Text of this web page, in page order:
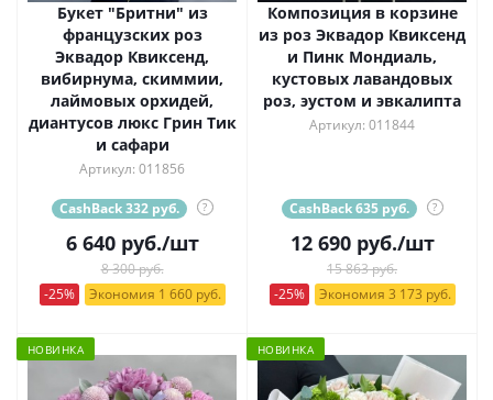
Букет "Бритни" из
французских роз
Эквадор Квиксенд,
вибирнума, скиммии,
лаймовых орхидей,
диантусов люкс Грин Тик
и сафари
Артикул: 011856
CashBack 332 руб. ?
6 640руб./шт
8 300 руб.
-25%
Экономия 1 660 руб.
Композиция в корзине
из роз Эквадор Квиксенд
и Пинк Мондиаль,
кустовых лавандовых
роз, эустом и эвкалипта
Артикул: 011844
CashBack 635 руб. ?
12 690руб./шт
15 863 руб.
-25%
Экономия 3 173 руб.
НОВИНКА НОВИНКА